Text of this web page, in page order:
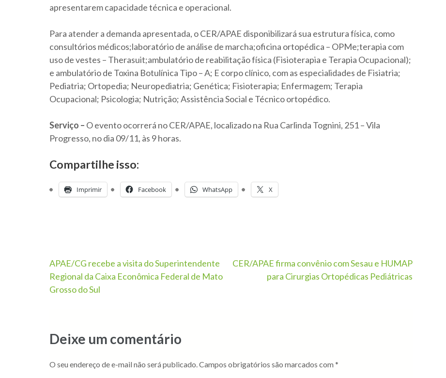
apresentarem capacidade técnica e operacional.
Para atender a demanda apresentada, o CER/APAE disponibilizará sua estrutura física, como
consultórios médicos;laboratório de análise de marcha;oficina ortopédica – OPMe;terapia com
uso de vestes – Therasuit;ambulatório de reabilitação física (Fisioterapia e Terapia Ocupacional);
e ambulatório de Toxina Botulínica Tipo – A; E corpo clínico, com as especialidades de Fisiatria;
Pediatria; Ortopedia; Neuropediatria; Genética; Fisioterapia; Enfermagem; Terapia
Ocupacional; Psicologia; Nutrição; Assistência Social e Técnico ortopédico.
Serviço – O evento ocorrerá no CER/APAE, localizado na Rua Carlinda Tognini, 251 – Vila
Progresso, no dia 09/11, às 9 horas.
Compartilhe isso:
Imprimir Facebook WhatsApp X
APAE/CG recebe a visita do Superintendente
Regional da Caixa Econômica Federal de Mato
Grosso do Sul
CER/APAE firma convênio com Sesau e HUMAP
para Cirurgias Ortopédicas Pediátricas
Deixe um comentário
O seu endereço de e-mail não será publicado.Campos obrigatórios são marcados com *